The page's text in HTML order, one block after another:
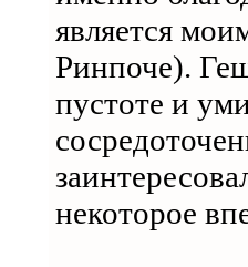
является
Ринпоче).
пустоте и
некоторое